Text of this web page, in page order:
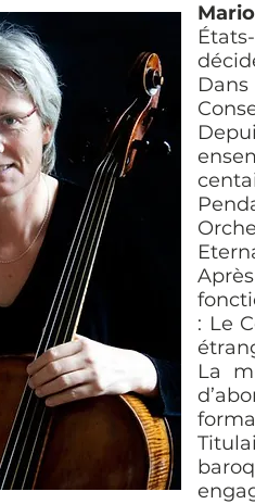
: Le
La